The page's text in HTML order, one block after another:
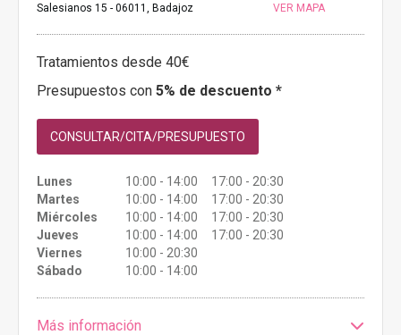
Salesianos 15 - 06011, Badajoz VER MAPA
Tratamientos desde 40€
Presupuestos con 5% de descuento *
CONSULTAR/CITA/PRESUPUESTO
Lunes
10:00 - 14:00 17:00 - 20:30
Martes
10:00 - 14:00 17:00 - 20:30
Miércoles
10:00 - 14:00 17:00 - 20:30
Jueves
10:00 - 14:00 17:00 - 20:30
Viernes
10:00 - 20:30
Sábado
10:00 - 14:00
Más información